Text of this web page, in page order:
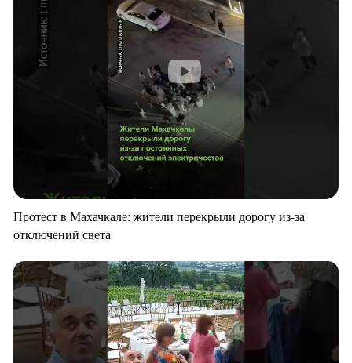
Протест в Махачкале: жители перекрыли дорогу из-за
отключений света